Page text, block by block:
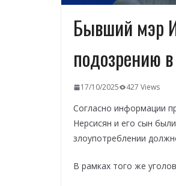
Бывший мэр
подозрению
17/10/2025 427 Views
Согласно информации
Нерсисян и его сын
злоупотреблении
В рамках того же